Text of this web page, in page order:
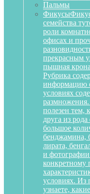
Пальмы
Фикусы
семейства
роли
офисах и
прекрасным
пышная
Рубрика
информацию
условиях
полезен тем,
друга из
большое
бенджамина,
лирата,
и фотографии
конкретному
условиях. Из
узнаете,